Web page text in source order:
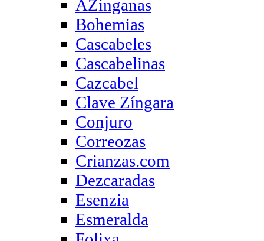
AZínganas
Bohemias
Cascabeles
Cascabelinas
Cazcabel
Clave Zíngara
Conjuro
Correozas
Crianzas.com
Dezcaradas
Esenzia
Esmeralda